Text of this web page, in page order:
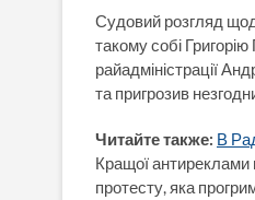
Судовий розгляд
такому собі
райадміністрації
та пригрозив
Читайте также: В
Кращої антиреклами
протесту, яка